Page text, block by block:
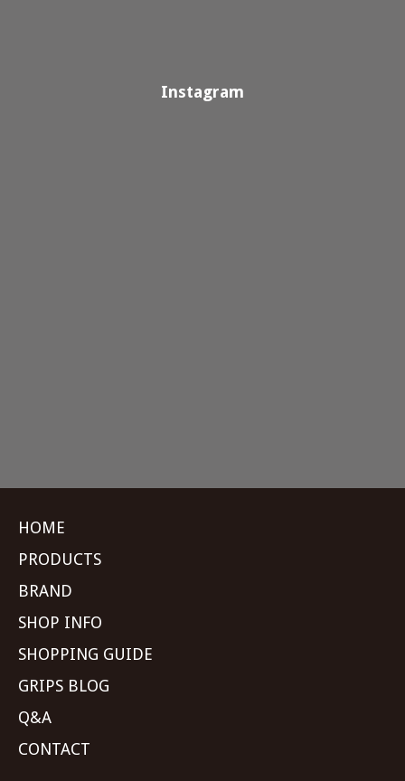
Instagram
HOME
PRODUCTS
BRAND
SHOP INFO
SHOPPING GUIDE
GRIPS BLOG
Q&A
CONTACT